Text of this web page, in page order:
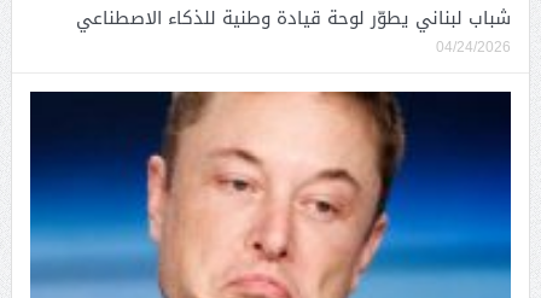
شباب لبناني يطوّر لوحة قيادة وطنية للذكاء الاصطناعي
04/24/2026